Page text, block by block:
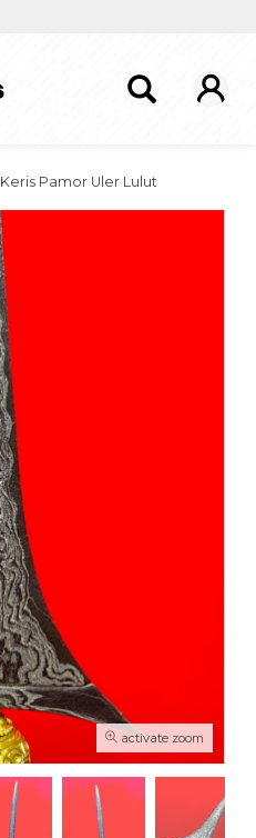
Keris Pamor Uler Lulut
activate zoom